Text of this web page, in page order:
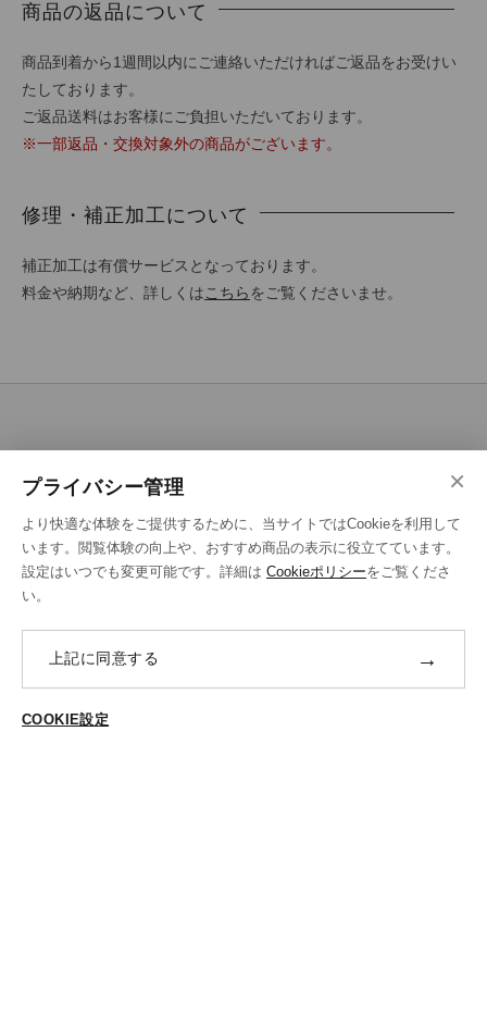
商品の返品について
商品到着から1週間以内にご連絡いただければご返品をお受けい
たしております。
ご返品送料はお客様にご負担いただいております。
※一部返品・交換対象外の商品がございます。
修理・補正加工について
補正加工は有償サービスとなっております。
料金や納期など、詳しくは こちら をご覧くださいませ。
お支払い方法
送料・ラッピング·配送方法
ポイントプログラムについて
×
プライバシー管理
より快適な体験をご提供するために、当サイトではCookieを利用して
います。閲覧体験の向上や、おすすめ商品の表示に役立てています。
設定はいつでも変更可能です。詳細は Cookieポリシーをご覧くださ
い。
上記に同意する →
COOKIE設定